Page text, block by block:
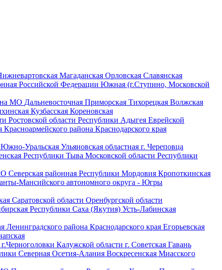
Магаданская Орловская Славянская
Российской Федерации Южная (г.Ступино, Московской
МО Дальневосточная Приморская Тихорецкая Волжская
Кузбасская Кореновская
Ростовской области Республики Адыгея Еврейской
Красноармейского района Краснодарского края
Южно-Уральская Ульяновская областная г. Череповца
Республики Тыва Московской области Республики
Северская районная Республики Мордовия Кропоткинская
Мансийского автономного округа - Югры
Саратовской области Оренбургской области
Республики Саха (Якутия) Усть-Лабинская
Ленинградского района Краснодарского края Егорьевская
г.Черноголовки Калужской области г. Советская Гавань
Северная Осетия-Алания Воскресенская Миасского